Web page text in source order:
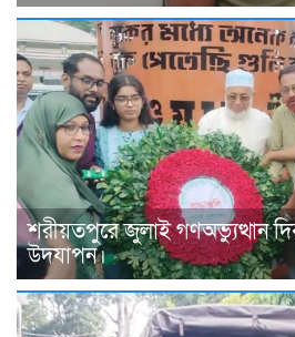
শরীয়তপুরে জুলাই গণঅভ্যুত্থান
উদযাপন।